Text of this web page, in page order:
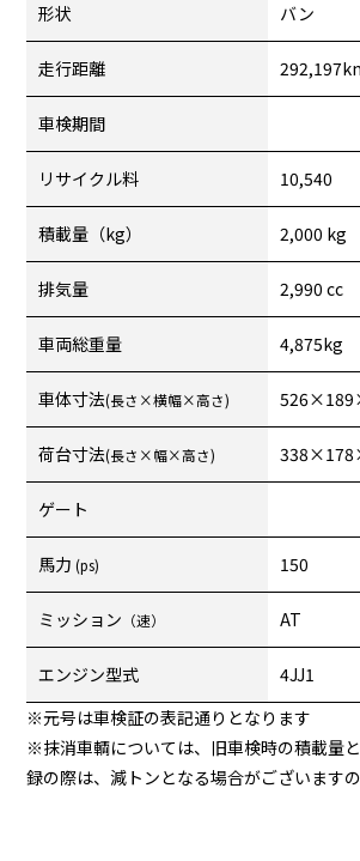
形状 バン
走行距離
車検期間
リサイクル料 10,540
積載量（kg） 2,000 kg
排気量 2,990 cc
車両総重量 4,875kg
車体寸法(長さ×横幅×高さ)
荷台寸法(長さ×幅×高さ)
ゲート
馬力 (ps) 150
ミッション （速） AT
エンジン型式
4JJ1
※元号は車検証の表記通りとなります
※抹消車輌については、旧車検時の積載量
録の際は、減トンとなる場合がございます